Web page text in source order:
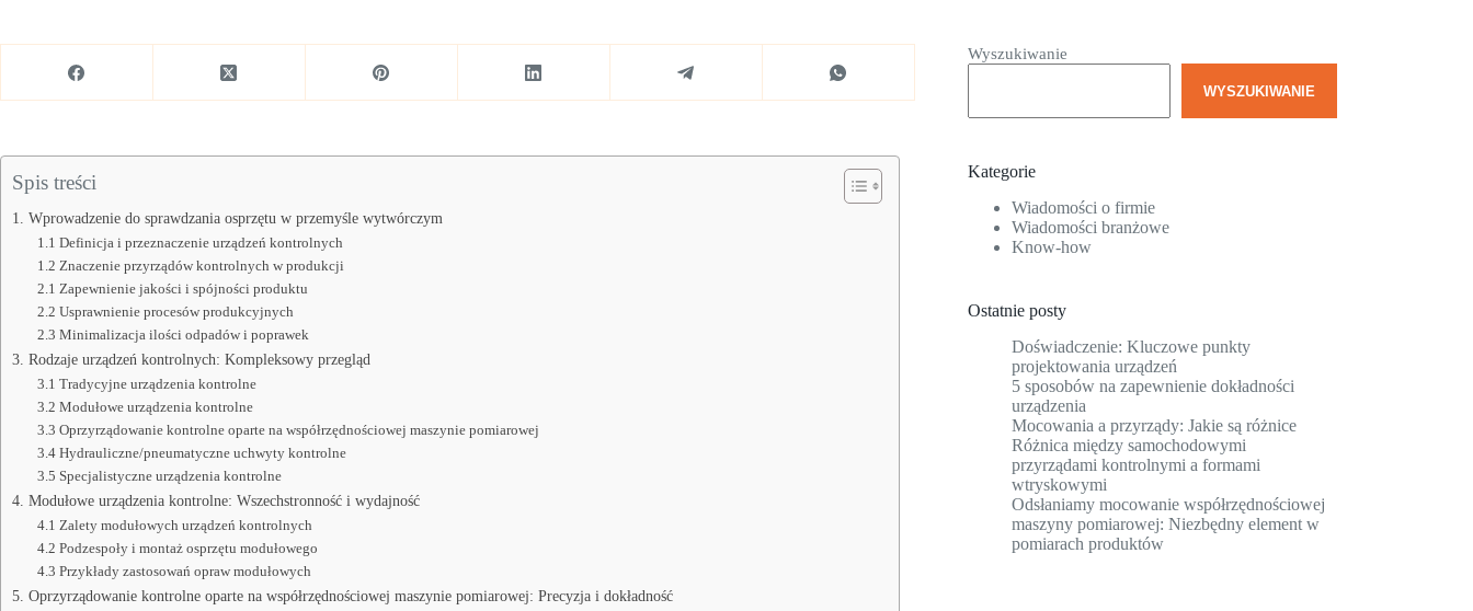
Spis treści
1. Wprowadzenie do sprawdzania osprzętu w przemyśle wytwórczym
1.1 Definicja i przeznaczenie urządzeń kontrolnych
1.2 Znaczenie przyrządów kontrolnych w produkcji
2.1 Zapewnienie jakości i spójności produktu
2.2 Usprawnienie procesów produkcyjnych
2.3 Minimalizacja ilości odpadów i poprawek
3. Rodzaje urządzeń kontrolnych: Kompleksowy przegląd
3.1 Tradycyjne urządzenia kontrolne
3.2 Modułowe urządzenia kontrolne
3.3 Oprzyrządowanie kontrolne oparte na współrzędnościowej maszynie pomiarowej
3.4 Hydrauliczne/pneumatyczne uchwyty kontrolne
3.5 Specjalistyczne urządzenia kontrolne
4. Modułowe urządzenia kontrolne: Wszechstronność i wydajność
4.1 Zalety modułowych urządzeń kontrolnych
4.2 Podzespoły i montaż osprzętu modułowego
4.3 Przykłady zastosowań opraw modułowych
5. Oprzyrządowanie kontrolne oparte na współrzędnościowej maszynie pomiarowej: Precyzja i dokładność
Wyszukiwanie
WYSZUKIWANIE
Kategorie
Wiadomości o firmie
Wiadomości branżowe
Know-how
Ostatnie posty
Doświadczenie: Kluczowe punkty
projektowania urządzeń
5 sposobów na zapewnienie dokładności
urządzenia
Mocowania a przyrządy: Jakie są różnice
Różnica między samochodowymi
przyrządami kontrolnymi a formami
wtryskowymi
Odsłaniamy mocowanie współrzędnościowej
maszyny pomiarowej: Niezbędny element w
pomiarach produktów